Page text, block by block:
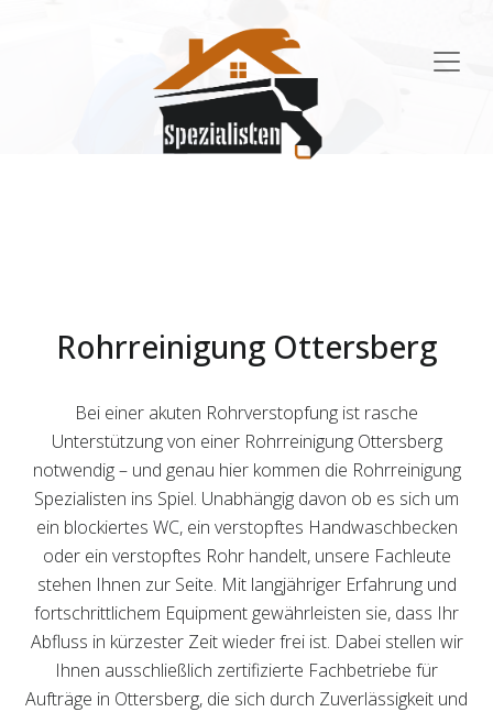
Rohrreinigung Ottersberg
Bei einer akuten Rohrverstopfung ist rasche
Unterstützung von einer Rohrreinigung Ottersberg
notwendig – und genau hier kommen die Rohrreinigung
Spezialisten ins Spiel. Unabhängig davon ob es sich um
ein blockiertes WC, ein verstopftes Handwaschbecken
oder ein verstopftes Rohr handelt, unsere Fachleute
stehen Ihnen zur Seite. Mit langjähriger Erfahrung und
fortschrittlichem Equipment gewährleisten sie, dass Ihr
Abfluss in kürzester Zeit wieder frei ist. Dabei stellen wir
Ihnen ausschließlich zertifizierte Fachbetriebe für
Aufträge in Ottersberg, die sich durch Zuverlässigkeit und